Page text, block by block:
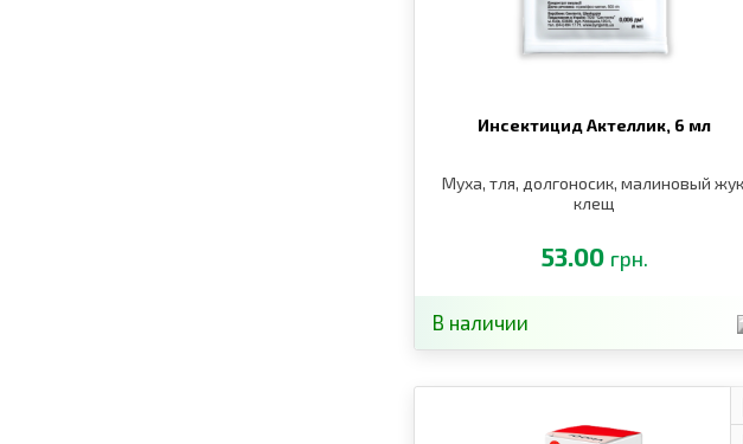
Инсектицид Актеллик, 6 мл
Муха, тля, долгоносик, малиновый
клещ
53.00 грн.
В наличии